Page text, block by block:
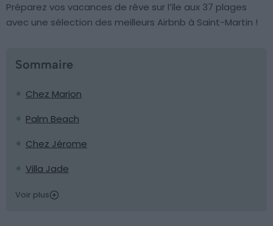
Préparez vos vacances de rêve sur l’île aux 37 plages
avec une sélection des meilleurs Airbnb à Saint-Martin !
Sommaire
Chez Marion
Palm Beach
Chez Jérome
Villa Jade
Voir plus